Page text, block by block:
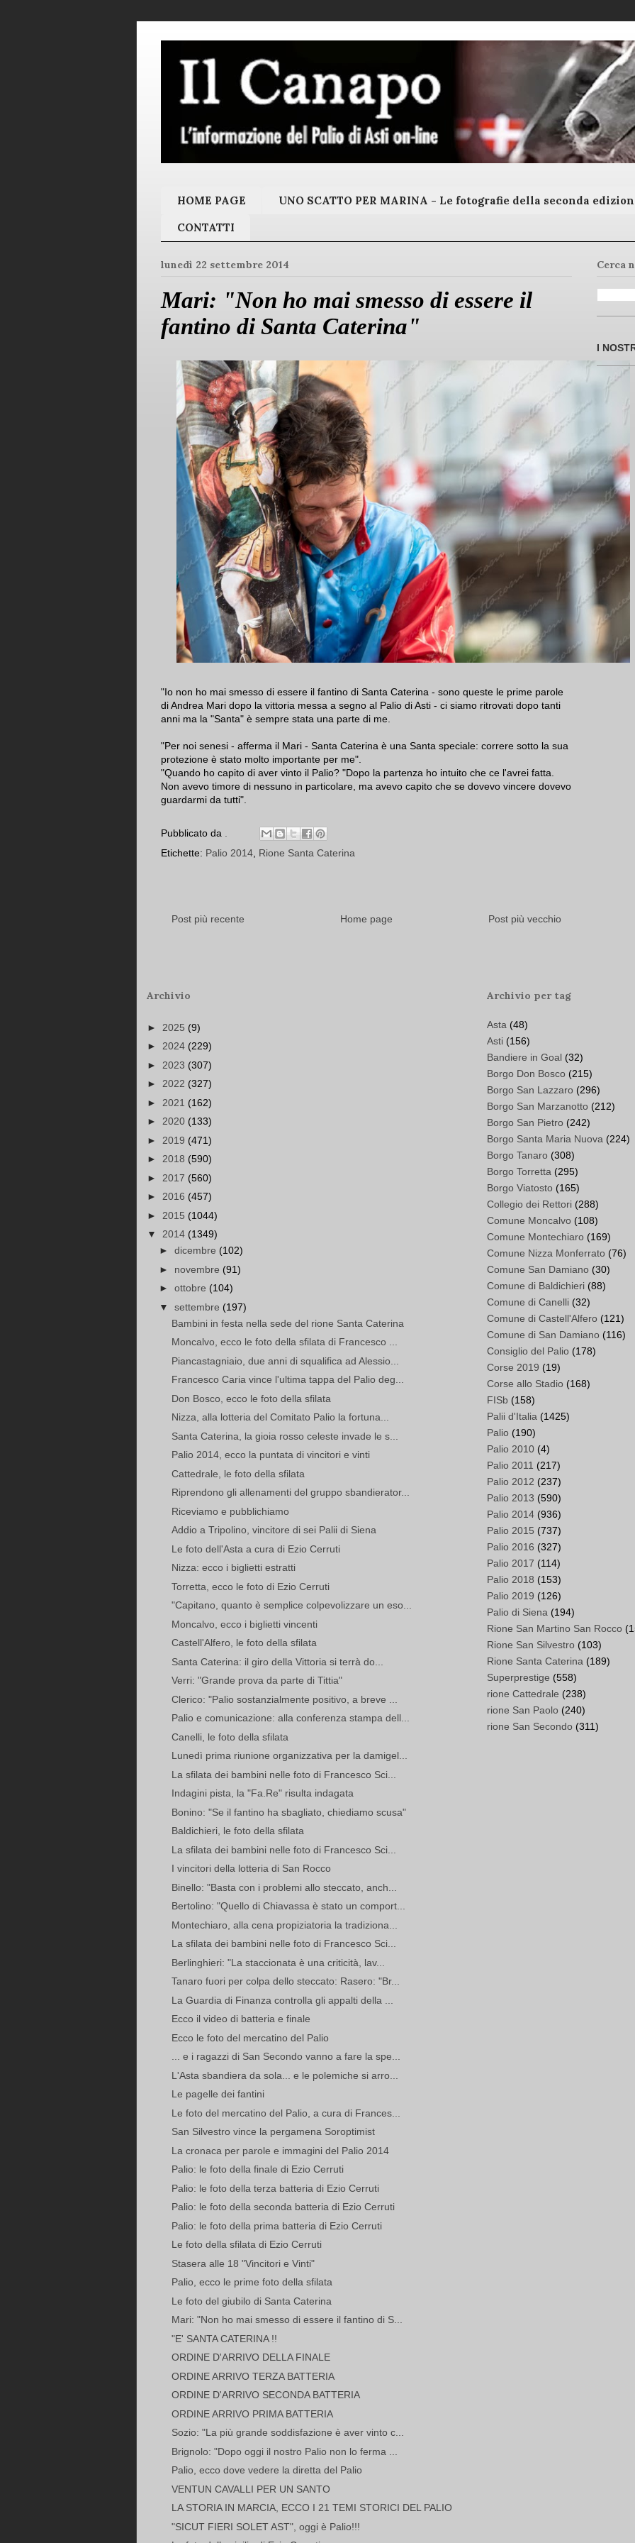
HOME PAGE UNO SCATTO PER MARINA - Le fotografie della seconda
CONTATTI
lunedì 22 settembre 2014
Mari: "Non ho mai smesso di essere il
fantino di Santa Caterina"
"Io non ho mai smesso di essere il fantino di Santa Caterina - sono queste le prime parole
di Andrea Mari dopo la vittoria messa a segno al Palio di Asti - ci siamo ritrovati dopo tanti
anni ma la "Santa" è sempre stata una parte di me.
"Per noi senesi - afferma il Mari - Santa Caterina è una Santa speciale: correre sotto la sua
protezione è stato molto importante per me".
"Quando ho capito di aver vinto il Palio? "Dopo la partenza ho intuito che ce l'avrei fatta.
Non avevo timore di nessuno in particolare, ma avevo capito che se dovevo vincere dovevo
guardarmi da tutti".
Pubblicato da
Etichette: Palio 2014, Rione Santa Caterina
Post più recente Post più vecchio
Home page
Cerca
I
Archivio
► 2025 (9)
► 2024 (229)
► 2023 (307)
► 2022 (327)
► 2021 (162)
► 2020 (133)
► 2019 (471)
► 2018 (590)
► 2017 (560)
► 2016 (457)
► 2015 (1044)
▼ 2014 (1349)
► dicembre (102)
► novembre (91)
► ottobre (104)
▼ settembre (197)
Bambini in festa nella sede del rione Santa Caterina
Moncalvo, ecco le foto della sfilata di Francesco ...
Piancastagniaio, due anni di squalifica ad Alessio...
Francesco Caria vince l'ultima tappa del Palio deg...
Don Bosco, ecco le foto della sfilata
Nizza, alla lotteria del Comitato Palio la fortuna...
Santa Caterina, la gioia rosso celeste invade le s...
Palio 2014, ecco la puntata di vincitori e vinti
Cattedrale, le foto della sfilata
Riprendono gli allenamenti del gruppo sbandierator...
Riceviamo e pubblichiamo
Addio a Tripolino, vincitore di sei Palii di Siena
Le foto dell'Asta a cura di Ezio Cerruti
Nizza: ecco i biglietti estratti
Torretta, ecco le foto di Ezio Cerruti
"Capitano, quanto è semplice colpevolizzare un eso...
Moncalvo, ecco i biglietti vincenti
Castell'Alfero, le foto della sfilata
Santa Caterina: il giro della Vittoria si terrà do...
Verri: "Grande prova da parte di Tittia"
Clerico: "Palio sostanzialmente positivo, a breve ...
Palio e comunicazione: alla conferenza stampa dell...
Canelli, le foto della sfilata
Lunedì prima riunione organizzativa per la damigel...
La sfilata dei bambini nelle foto di Francesco Sci...
Indagini pista, la "Fa.Re" risulta indagata
Bonino: "Se il fantino ha sbagliato, chiediamo scusa"
Baldichieri, le foto della sfilata
La sfilata dei bambini nelle foto di Francesco Sci...
I vincitori della lotteria di San Rocco
Binello: "Basta con i problemi allo steccato, anch...
Bertolino: "Quello di Chiavassa è stato un comport...
Montechiaro, alla cena propiziatoria la tradiziona...
La sfilata dei bambini nelle foto di Francesco Sci...
Berlinghieri: "La staccionata è una criticità, lav...
Tanaro fuori per colpa dello steccato: Rasero: "Br...
La Guardia di Finanza controlla gli appalti della ...
Ecco il video di batteria e finale
Ecco le foto del mercatino del Palio
... e i ragazzi di San Secondo vanno a fare la spe...
L'Asta sbandiera da sola... e le polemiche si arro...
Le pagelle dei fantini
Le foto del mercatino del Palio, a cura di Frances...
San Silvestro vince la pergamena Soroptimist
La cronaca per parole e immagini del Palio 2014
Palio: le foto della finale di Ezio Cerruti
Palio: le foto della terza batteria di Ezio Cerruti
Palio: le foto della seconda batteria di Ezio Cerruti
Palio: le foto della prima batteria di Ezio Cerruti
Le foto della sfilata di Ezio Cerruti
Stasera alle 18 "Vincitori e Vinti"
Palio, ecco le prime foto della sfilata
Le foto del giubilo di Santa Caterina
Mari: "Non ho mai smesso di essere il fantino di S...
"E' SANTA CATERINA !!
ORDINE D'ARRIVO DELLA FINALE
ORDINE ARRIVO TERZA BATTERIA
ORDINE D'ARRIVO SECONDA BATTERIA
ORDINE ARRIVO PRIMA BATTERIA
Sozio: "La più grande soddisfazione è aver vinto c...
Brignolo: "Dopo oggi il nostro Palio non lo ferma ...
Palio, ecco dove vedere la diretta del Palio
VENTUN CAVALLI PER UN SANTO
LA STORIA IN MARCIA, ECCO I 21 TEMI STORICI DEL PALIO
"SICUT FIERI SOLET AST", oggi è Palio!!!
Archivio per tag
Asta (48)
Asti (156)
Bandiere in Goal (32)
Borgo Don Bosco (215)
Borgo San Lazzaro (296)
Borgo San Marzanotto (212)
Borgo San Pietro (242)
Borgo Santa Maria Nuova (224)
Borgo Tanaro (308)
Borgo Torretta (295)
Borgo Viatosto (165)
Collegio dei Rettori (288)
Comune Moncalvo (108)
Comune Montechiaro (169)
Comune Nizza Monferrato (76)
Comune San Damiano (30)
Comune di Baldichieri (88)
Comune di Canelli (32)
Comune di Castell'Alfero (121)
Comune di San Damiano (116)
Consiglio del Palio (178)
Corse 2019 (19)
Corse allo Stadio (168)
FISb (158)
Palii d'Italia (1425)
Palio (190)
Palio 2010 (4)
Palio 2011 (217)
Palio 2012 (237)
Palio 2013 (590)
Palio 2014 (936)
Palio 2015 (737)
Palio 2016 (327)
Palio 2017 (114)
Palio 2018 (153)
Palio 2019 (126)
Palio di Siena (194)
Rione San Martino San Rocco
Rione San Silvestro (103)
Rione Santa Caterina (189)
Superprestige (558)
rione Cattedrale (238)
rione San Paolo (240)
rione San Secondo (311)